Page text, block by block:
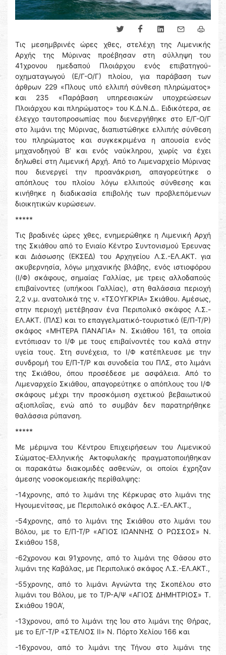
Τις μεσημβρινές ώρες χθες, στελέχη της Λιμενικής
Αρχής της Μύρινας προέβησαν στη σύλληψη του
41χρονου ημεδαπού Πλοιάρχου ενός επιβατηγού-
οχηματαγωγού (Ε/Γ-Ο/Γ) πλοίου, για παράβαση των
άρθρων 229 «Πλους υπό ελλιπή σύνθεση πληρώματος»
και 235 «Παράβαση υπηρεσιακών υποχρεώσεων
Πλοιάρχου και πληρώματος» του Κ.Δ.Ν.Δ.. Ειδικότερα, σε
έλεγχο ταυτοπροσωπίας που διενεργήθηκε στο Ε/Γ-Ο/Γ
στο λιμάνι της Μύρινας, διαπιστώθηκε ελλιπής σύνθεση
του πληρώματος και συγκεκριμένα η απουσία ενός
μηχανοδηγού Β’ και ενός ναύκληρου, χωρίς να έχει
δηλωθεί στη Λιμενική Αρχή. Από το Λιμεναρχείο Μύρινας
που διενεργεί την προανάκριση, απαγορεύτηκε ο
απόπλους του πλοίου λόγω ελλιπούς σύνθεσης και
κινήθηκε η διαδικασία επιβολής των προβλεπόμενων
διοικητικών κυρώσεων.
*****
Τις βραδινές ώρες χθες, ενημερώθηκε η Λιμενική Αρχή
της Σκιάθου από το Ενιαίο Κέντρο Συντονισμού Έρευνας
και Διάσωσης (ΕΚΣΕΔ) του Αρχηγείου Λ.Σ.-ΕΛ.ΑΚΤ. για
ακυβερνησία, λόγω μηχανικής βλάβης, ενός ιστιοφόρου
(Ι/Φ) σκάφους, σημαίας Γαλλίας, με τρεις αλλοδαπούς
επιβαίνοντες (υπήκοοι Γαλλίας), στη θαλάσσια περιοχή
2,2 ν.μ. ανατολικά της ν. «ΤΣΟΥΓΚΡΙΑ» Σκιάθου. Αμέσως,
στην περιοχή μετέβησαν ένα Περιπολικό σκάφος Λ.Σ.-
ΕΛ.ΑΚΤ. (ΠΛΣ) και το επαγγελματικό-τουριστικό (Ε/Π-Τ/Ρ)
σκάφος «ΜΗΤΕΡΑ ΠΑΝΑΓΙΑ» Ν. Σκιάθου 161, τα οποία
εντόπισαν το Ι/Φ με τους επιβαίνοντές του καλά στην
υγεία τους. Στη συνέχεια, το Ι/Φ κατέπλευσε με την
συνδρομή του Ε/Π-Τ/Ρ και συνοδεία του ΠΛΣ, στο λιμάνι
της Σκιάθου, όπου προσέδεσε με ασφάλεια. Από το
Λιμεναρχείο Σκιάθου, απαγορεύτηκε ο απόπλους του Ι/Φ
σκάφους μέχρι την προσκόμιση σχετικού βεβαιωτικού
αξιοπλοΐας, ενώ από το συμβάν δεν παρατηρήθηκε
θαλάσσια ρύπανση.
*****
Με μέριμνα του Κέντρου Επιχειρήσεων του Λιμενικού
Σώματος-Ελληνικής Ακτοφυλακής πραγματοποιήθηκαν
οι παρακάτω διακομιδές ασθενών, οι οποίοι έχρηζαν
άμεσης νοσοκομειακής περίθαλψης:
-14χρονης, από το λιμάνι της Κέρκυρας στο λιμάνι της
Ηγουμενίτσας, με Περιπολικό σκάφος Λ.Σ.-ΕΛ.ΑΚΤ.,
-54χρονης, από το λιμάνι της Σκιάθου στο λιμάνι του
Βόλου, με το Ε/Π-Τ/Ρ «ΑΓΙΟΣ ΙΩΑΝΝΗΣ Ο ΡΩΣΣΟΣ» Ν.
Σκιάθου 158,
-62χρονου και 91χρονης, από το λιμάνι της Θάσου στο
λιμάνι της Καβάλας, με Περιπολικό σκάφος Λ.Σ.-ΕΛ.ΑΚΤ.,
-55χρονης, από το λιμάνι Αγνώντα της Σκοπέλου στο
λιμάνι του Βόλου, με το Τ/Ρ-Α/Ψ «ΑΓΙΟΣ ΔΗΜΗΤΡΙΟΣ» Τ.
Σκιάθου 190Α’,
-13χρονου, από το λιμάνι της Ίου στο λιμάνι της Θήρας,
με το Ε/Γ-Τ/Ρ «ΣΤΕΛΙΟΣ ΙΙ» Ν. Πόρτο Χελίου 166 και
-16χρονου, από το λιμάνι της Τήνου στο λιμάνι της